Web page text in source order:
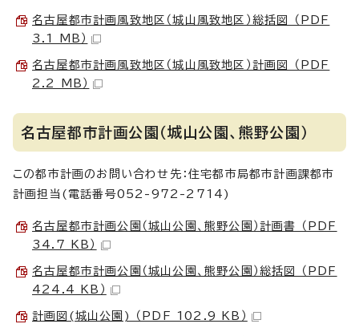
名古屋都市計画風致地区（城山風致地区）総括図 （PDF
3.1 MB）
名古屋都市計画風致地区（城山風致地区）計画図 （PDF
2.2 MB）
名古屋都市計画公園（城山公園、熊野公園）
この都市計画のお問い合わせ先：住宅都市局都市計画課都市
計画担当(電話番号052-972-2714)
名古屋都市計画公園（城山公園、熊野公園）計画書 （PDF
34.7 KB）
名古屋都市計画公園（城山公園、熊野公園）総括図 （PDF
424.4 KB）
計画図(城山公園) （PDF 102.9 KB）